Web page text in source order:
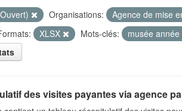
Organisations:
Agence de mise
XLSX Mots-clés:
musée année
des visites payantes via agence